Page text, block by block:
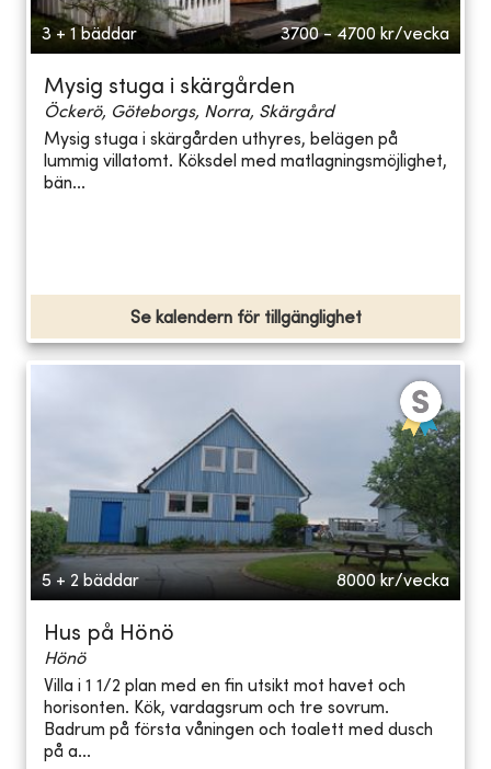
3 + 1 bäddar 3700 - 4700 kr/vecka
Mysig stuga i skärgården
Öckerö, Göteborgs, Norra, Skärgård
Mysig stuga i skärgården uthyres, belägen på
lummig villatomt. Köksdel med matlagningsmöjlighet,
bän...
Se kalendern för tillgänglighet
5 + 2 bäddar 8000 kr/vecka
Hus på Hönö
Hönö
Villa i 1 1/2 plan med en fin utsikt mot havet och
horisonten. Kök, vardagsrum och tre sovrum.
Badrum på första våningen och toalett med dusch
på a...